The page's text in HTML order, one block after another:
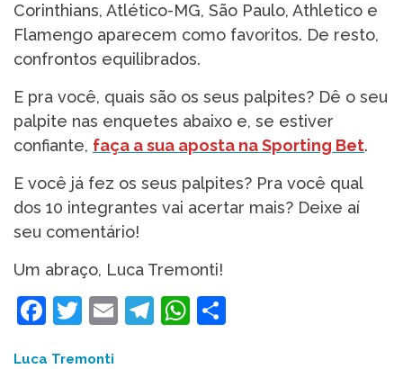
Corinthians, Atlético-MG, São Paulo, Athletico e
Flamengo aparecem como favoritos. De resto,
confrontos equilibrados.
E pra você, quais são os seus palpites? Dê o seu
palpite nas enquetes abaixo e, se estiver
confiante, faça a sua aposta na Sporting Bet.
E você já fez os seus palpites? Pra você qual
dos 10 integrantes vai acertar mais? Deixe aí
seu comentário!
Um abraço, Luca Tremonti!
Facebook
Twitter
EmailTelegram
WhatsApp
Luca Tremonti